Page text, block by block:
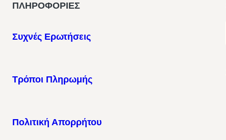
ΠΛΗΡΟΦΟΡΙΕΣ
Συχνές Ερωτήσεις
Τρόποι Πληρωμής
Πολιτική Απορρήτου